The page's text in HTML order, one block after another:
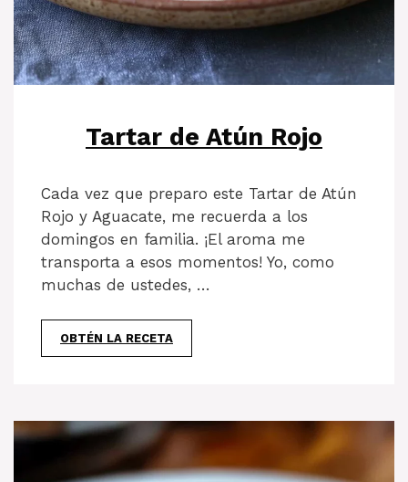
Tartar de Atún Rojo
Cada vez que preparo este Tartar de Atún
Rojo y Aguacate, me recuerda a los
domingos en familia. ¡El aroma me
transporta a esos momentos! Yo, como
muchas de ustedes, …
OBTÉN LA RECETA